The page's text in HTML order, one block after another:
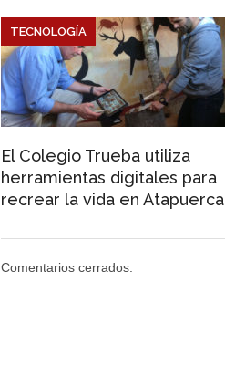
El Colegio Trueba utiliza
herramientas digitales para
recrear la vida en Atapuerca
TECNOLOGÍA
Comentarios cerrados.